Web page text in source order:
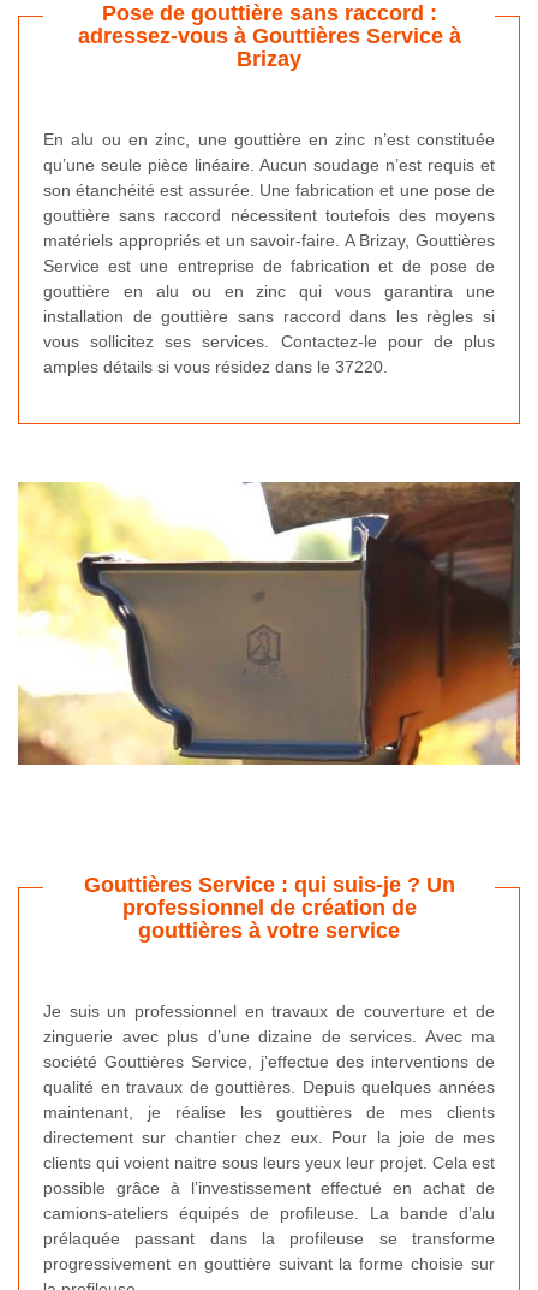
Pose de gouttière sans raccord :
adressez-vous à Gouttières Service à
Brizay
En alu ou en zinc, une gouttière en zinc n’est constituée
qu’une seule pièce linéaire. Aucun soudage n’est requis et
son étanchéité est assurée. Une fabrication et une pose de
gouttière sans raccord nécessitent toutefois des moyens
matériels appropriés et un savoir-faire. A Brizay, Gouttières
Service est une entreprise de fabrication et de pose de
gouttière en alu ou en zinc qui vous garantira une
installation de gouttière sans raccord dans les règles si
vous sollicitez ses services. Contactez-le pour de plus
amples détails si vous résidez dans le 37220.
Gouttières Service : qui suis-je ? Un
professionnel de création de
gouttières à votre service
Je suis un professionnel en travaux de couverture et de
zinguerie avec plus d’une dizaine de services. Avec ma
société Gouttières Service, j’effectue des interventions de
qualité en travaux de gouttières. Depuis quelques années
maintenant, je réalise les gouttières de mes clients
directement sur chantier chez eux. Pour la joie de mes
clients qui voient naitre sous leurs yeux leur projet. Cela est
possible grâce à l’investissement effectué en achat de
camions-ateliers équipés de profileuse. La bande d’alu
prélaquée passant dans la profileuse se transforme
progressivement en gouttière suivant la forme choisie sur